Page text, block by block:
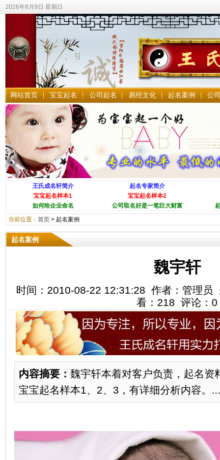
2026年8月9日 星期日
网站首页 宝宝起名 公司起名 易经文化 起名案例 公
王氏成名轩简介
起名专家简介
宝宝起名样本1
宝宝起名样本2
如何给企业命名
公司取名好是一笔巨大财富
当前位置： 首页> 起名案例
起名案例
魏宇轩
时间：2010-08-22 12:31:28 作者：管理员
看：218 评论：0
内容摘要： 魏宇轩本着对客户负责，起名资
宝宝起名样本1、2、3，有详细分析内容。...